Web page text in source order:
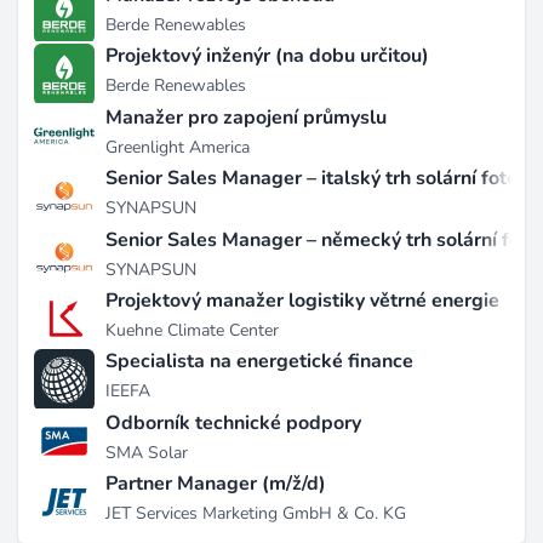
oblasti obnovitelných zdrojů energie, přičemž přidala
cenné odborné znalosti v oblasti hodnocení větrné a
solární kapacity (zdroj:prnewswire.com).
Poslední vývoj
V září 2024 Bureau Veritas získal ArcVera
Renewables, čímž přidal dovednosti v oblasti
hodnocení větrné a solární kapacity, s obratem 6,5
milionu eur v roce 2023. V říjnu 2025 společnost
podepsala dohody o akvizici Sólida a London Building
Control, s cílem posílit svou strategii LEAP | 28 v
Evropě. Tyto akvizice mají za cíl podpořit růst v oblasti
obnovitelných zdrojů energie a zlepšit služby
inženýrství pro vlastníky (zdroj:
Práce v Bureau Veritas
Bureau Veritas hledá zaměstnance na různé technické
pozice, včetně inženýrů, odborníků, inspektorů a
Berde Renewables
Projektový inženýr (na dobu určitou)
Berde Renewables
Manažer pro zapojení průmyslu
Greenlight America
Senior Sales Manager – italský trh solární
SYNAPSUN
Senior Sales Manager – německý trh solární
SYNAPSUN
Projektový manažer logistiky větrné energie
Kuehne Climate Center
Specialista na energetické finance
IEEFA
Odborník technické podpory
SMA Solar
Partner Manager (m/ž/d)
JET Services Marketing GmbH & Co. KG